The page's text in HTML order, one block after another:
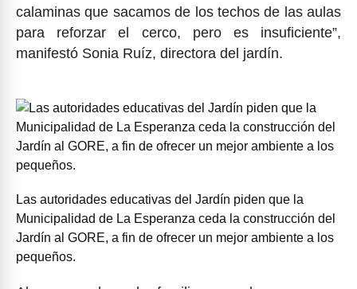
calaminas que sacamos de los techos de las aulas
para reforzar el cerco, pero es insuficiente”,
manifestó Sonia Ruíz, directora del jardín.
Las autoridades educativas del Jardín piden que la
Municipalidad de La Esperanza ceda la construcción del
Jardín al GORE, a fin de ofrecer un mejor ambiente a los
pequeños.